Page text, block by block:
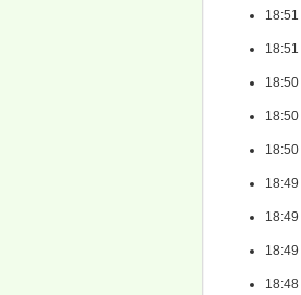
18:51
18:51
18:50
18:50
18:50
18:49
18:49
18:49
18:48